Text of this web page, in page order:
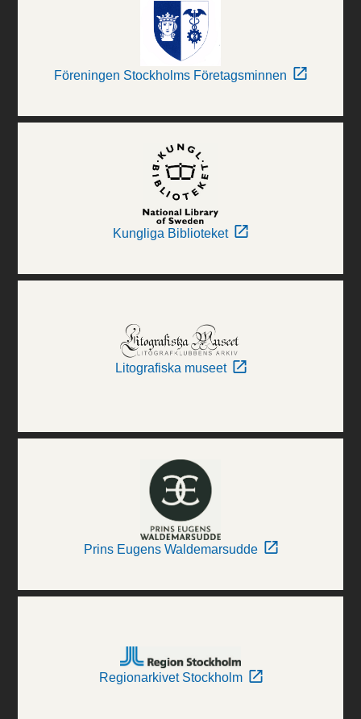
Föreningen Stockholms Företagsminnen
Kungliga Biblioteket
Litografiska museet
Prins Eugens Waldemarsudde
Regionarkivet Stockholm